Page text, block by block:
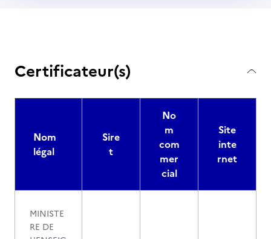
Certificateur(s)
Nom
légal
Sire
t
No
m
com
mer
cial
Site
inte
rnet
MINISTE
RE DE